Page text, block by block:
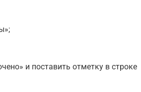
и поставить отметку в строке